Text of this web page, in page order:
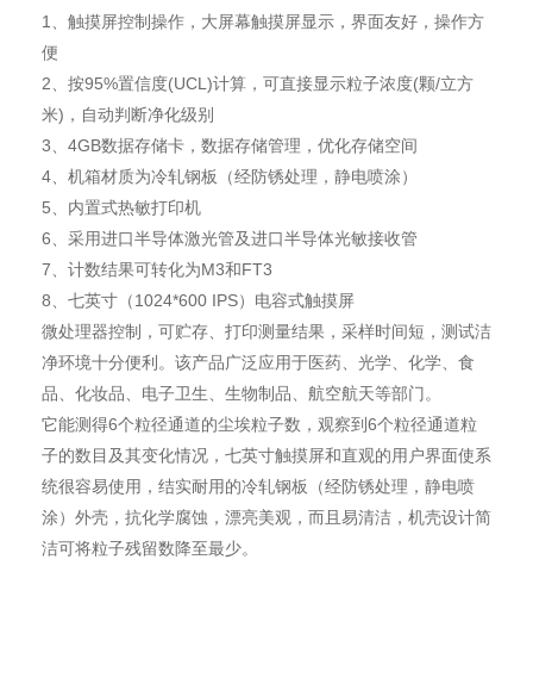
1、触摸屏控制操作，大屏幕触摸屏显示，界面友好，操作方
便
2、按95%置信度(UCL)计算，可直接显示粒子浓度(颗/立方
米)，自动判断净化级别
3、4GB数据存储卡，数据存储管理，优化存储空间
4、机箱材质为冷轧钢板（经防锈处理，静电喷涂）
5、内置式热敏打印机
6、采用进口半导体激光管及进口半导体光敏接收管
7、计数结果可转化为M3和FT3
8、七英寸（1024*600 IPS）电容式触摸屏
微处理器控制，可贮存、打印测量结果，采样时间短，测试洁
净环境十分便利。该产品广泛应用于医药、光学、化学、食
品、化妆品、电子卫生、生物制品、航空航天等部门。
它能测得6个粒径通道的尘埃粒子数，观察到6个粒径通道粒
子的数目及其变化情况，七英寸触摸屏和直观的用户界面使系
统很容易使用，结实耐用的冷轧钢板（经防锈处理，静电喷
涂）外壳，抗化学腐蚀，漂亮美观，而且易清洁，机壳设计简
洁可将粒子残留数降至最少。